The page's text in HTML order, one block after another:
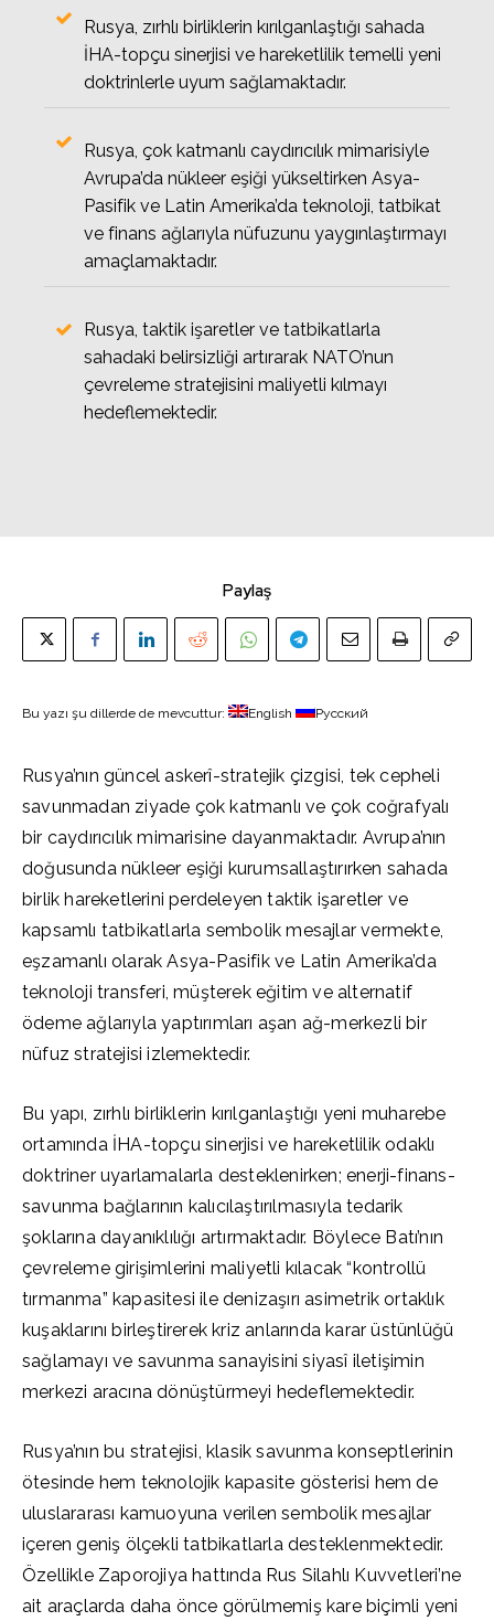
Rusya, zırhlı birliklerin kırılganlaştığı sahada
İHA-topçu sinerjisi ve hareketlilik temelli yeni
doktrinlerle uyum sağlamaktadır.
Rusya, çok katmanlı caydırıcılık mimarisiyle
Avrupa’da nükleer eşiği yükseltirken Asya-
Pasifik ve Latin Amerika’da teknoloji, tatbikat
ve finans ağlarıyla nüfuzunu yaygınlaştırmayı
amaçlamaktadır.
Rusya, taktik işaretler ve tatbikatlarla
sahadaki belirsizliği artırarak NATO’nun
çevreleme stratejisini maliyetli kılmayı
hedeflemektedir.
Paylaş
Bu yazı şu dillerde de mevcuttur: English Русский
Rusya’nın güncel askerî-stratejik çizgisi, tek cepheli
savunmadan ziyade çok katmanlı ve çok coğrafyalı
bir caydırıcılık mimarisine dayanmaktadır. Avrupa’nın
doğusunda nükleer eşiği kurumsallaştırırken sahada
birlik hareketlerini perdeleyen taktik işaretler ve
kapsamlı tatbikatlarla sembolik mesajlar vermekte,
eşzamanlı olarak Asya-Pasifik ve Latin Amerika’da
teknoloji transferi, müşterek eğitim ve alternatif
ödeme ağlarıyla yaptırımları aşan ağ-merkezli bir
nüfuz stratejisi izlemektedir.
Bu yapı, zırhlı birliklerin kırılganlaştığı yeni muharebe
ortamında İHA-topçu sinerjisi ve hareketlilik odaklı
doktriner uyarlamalarla desteklenirken; enerji-finans-
savunma bağlarının kalıcılaştırılmasıyla tedarik
şoklarına dayanıklılığı artırmaktadır. Böylece Batı’nın
çevreleme girişimlerini maliyetli kılacak “kontrollü
tırmanma” kapasitesi ile denizaşırı asimetrik ortaklık
kuşaklarını birleştirerek kriz anlarında karar üstünlüğü
sağlamayı ve savunma sanayisini siyasî iletişimin
merkezi aracına dönüştürmeyi hedeflemektedir.
Rusya’nın bu stratejisi, klasik savunma konseptlerinin
ötesinde hem teknolojik kapasite gösterisi hem de
uluslararası kamuoyuna verilen sembolik mesajlar
içeren geniş ölçekli tatbikatlarla desteklenmektedir.
Özellikle Zaporojiya hattında Rus Silahlı Kuvvetleri’ne
ait araçlarda daha önce görülmemiş kare biçimli yeni